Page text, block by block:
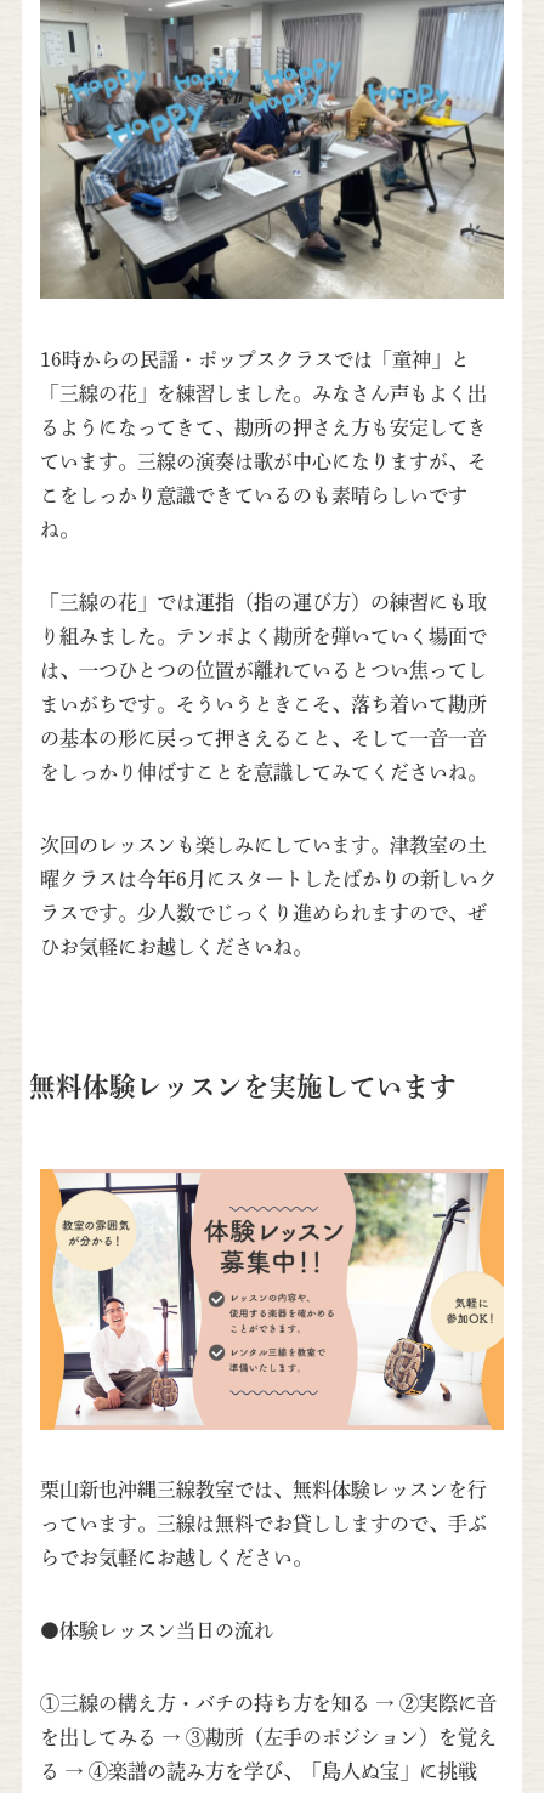
16時からの民謡・ポップスクラスでは「童神」と
「三線の花」を練習しました。みなさん声もよく出
るようになってきて、勘所の押さえ方も安定してき
ています。三線の演奏は歌が中心になりますが、そ
こをしっかり意識できているのも素晴らしいです
ね。
「三線の花」では運指（指の運び方）の練習にも取
り組みました。テンポよく勘所を弾いていく場面で
は、一つひとつの位置が離れているとつい焦ってし
まいがちです。そういうときこそ、落ち着いて勘所
の基本の形に戻って押さえること、そして一音一音
をしっかり伸ばすことを意識してみてくださいね。
次回のレッスンも楽しみにしています。津教室の土
曜クラスは今年6月にスタートしたばかりの新しいク
ラスです。少人数でじっくり進められますので、ぜ
ひお気軽にお越しくださいね。
無料体験レッスンを実施しています
栗山新也沖縄三線教室では、無料体験レッスンを行
っています。三線は無料でお貸ししますので、手ぶ
らでお気軽にお越しください。
●体験レッスン当日の流れ
①三線の構え方・バチの持ち方を知る → ②実際に音
を出してみる → ③勘所（左手のポジション）を覚え
る → ④楽譜の読み方を学び、「島人ぬ宝」に挑戦